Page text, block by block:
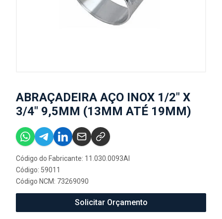
ABRAÇADEIRA AÇO INOX 1/2" X
3/4" 9,5MM (13MM ATÉ 19MM)
Código do Fabricante: 11.030.0093AI
Código: 59011
Código NCM: 73269090
Solicitar Orçamento